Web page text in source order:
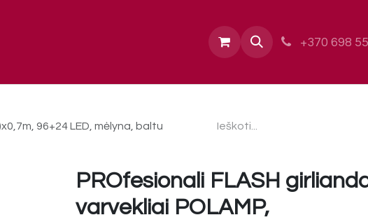
Kontaktai +370 698
96+24 LED, mėlyna, baltu
PROfesionali FLASH
varvekliai POLAMP,